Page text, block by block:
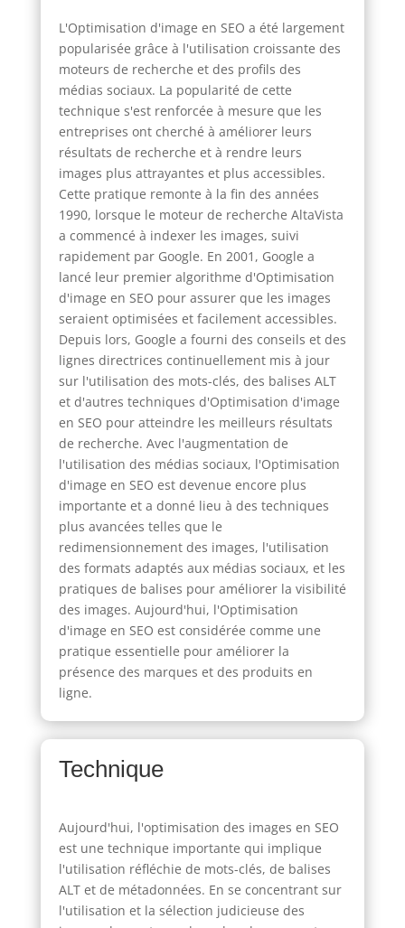
L'Optimisation d'image en SEO a été largement
popularisée grâce à l'utilisation croissante des
moteurs de recherche et des profils des
médias sociaux. La popularité de cette
technique s'est renforcée à mesure que les
entreprises ont cherché à améliorer leurs
résultats de recherche et à rendre leurs
images plus attrayantes et plus accessibles.
Cette pratique remonte à la fin des années
1990, lorsque le moteur de recherche AltaVista
a commencé à indexer les images, suivi
rapidement par Google. En 2001, Google a
lancé leur premier algorithme d'Optimisation
d'image en SEO pour assurer que les images
seraient optimisées et facilement accessibles.
Depuis lors, Google a fourni des conseils et des
lignes directrices continuellement mis à jour
sur l'utilisation des mots-clés, des balises ALT
et d'autres techniques d'Optimisation d'image
en SEO pour atteindre les meilleurs résultats
de recherche. Avec l'augmentation de
l'utilisation des médias sociaux, l'Optimisation
d'image en SEO est devenue encore plus
importante et a donné lieu à des techniques
plus avancées telles que le
redimensionnement des images, l'utilisation
des formats adaptés aux médias sociaux, et les
pratiques de balises pour améliorer la visibilité
des images. Aujourd'hui, l'Optimisation
d'image en SEO est considérée comme une
pratique essentielle pour améliorer la
présence des marques et des produits en
ligne.
Technique
Aujourd'hui, l'optimisation des images en SEO
est une technique importante qui implique
l'utilisation réfléchie de mots-clés, de balises
ALT et de métadonnées. En se concentrant sur
l'utilisation et la sélection judicieuse des